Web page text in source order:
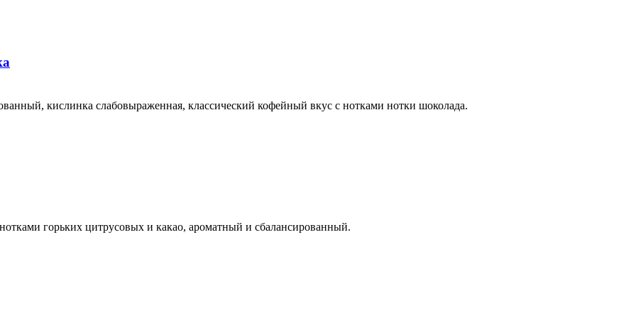
кислинка слабовыраженная, классический кофейный вкус с нотками нотки шоколада.
горьких цитрусовых и какао, ароматный и сбалансированный.